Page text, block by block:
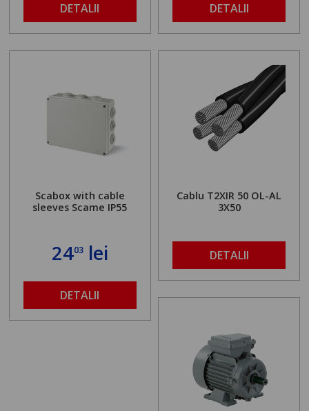
DETALII DETALII
Scabox with cable
sleeves Scame IP55
2403lei
DETALII
Cablu T2XIR 50 OL-AL
3X50
DETALII